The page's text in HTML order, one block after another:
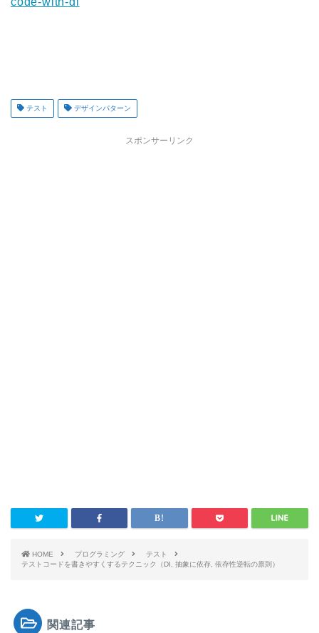
テスト デザインパターン
スポンサーリンク
HOME プログラミング
テスト
テストコードを書きやすくするテクニック（DI, 抽象に依存, 依存性逆転の原則）
関連記事